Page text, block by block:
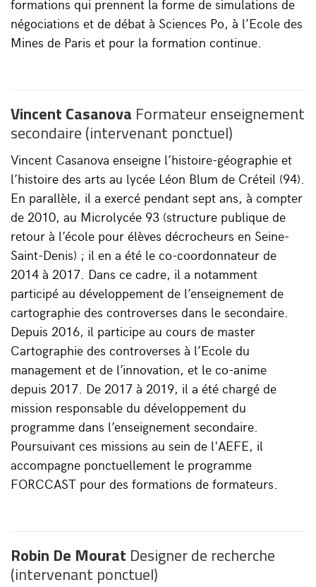
formations qui prennent la forme de simulations de
négociations et de débat à Sciences Po, à l’Ecole des
Mines de Paris et pour la formation continue.
Vincent Casanova Formateur enseignement
secondaire (intervenant ponctuel)
Vincent Casanova enseigne l’histoire-géographie et
l’histoire des arts au lycée Léon Blum de Créteil (94).
En parallèle, il a exercé pendant sept ans, à compter
de 2010, au Microlycée 93 (structure publique de
retour à l’école pour élèves décrocheurs en Seine-
Saint-Denis) ; il en a été le co-coordonnateur de
2014 à 2017. Dans ce cadre, il a notamment
participé au développement de l’enseignement de
cartographie des controverses dans le secondaire.
Depuis 2016, il participe au cours de master
Cartographie des controverses à l’Ecole du
management et de l’innovation, et le co-anime
depuis 2017. De 2017 à 2019, il a été chargé de
mission responsable du développement du
programme dans l’enseignement secondaire.
Poursuivant ces missions au sein de l'AEFE, il
accompagne ponctuellement le programme
FORCCAST pour des formations de formateurs.
Robin De Mourat Designer de recherche
(intervenant ponctuel)